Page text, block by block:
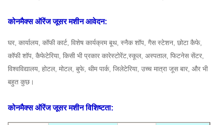
कोनमैक्स ऑरेंज जूसर मशीन आवेदन:
घर, कार्यालय, कॉफी कार्ट, विशेष कार्यक्रम बूथ, स्नैक शॉप, गैस स्टेशन, छोटा कैफे,
कॉफी शॉप, कैफेटेरिया, किसी भी प्रकार कारेस्टोरेंट, स्कूल, अस्पताल, फिटनेस सेंटर,
विश्वविद्यालय, होटल, मोटल, बुफे, थीम पार्क, जिलेटेरिया, उच्च मात्रा जूस बार, और भी
बहुत कुछ।
कोनमैक्स ऑरेंज जूसर मशीन विशिष्टता: